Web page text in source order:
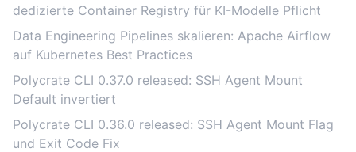
dedizierte Container Registry für KI-Modelle Pflicht
Data Engineering Pipelines skalieren: Apache Airflow
auf Kubernetes Best Practices
Polycrate CLI 0.37.0 released: SSH Agent Mount
Default invertiert
Polycrate CLI 0.36.0 released: SSH Agent Mount Flag
und Exit Code Fix